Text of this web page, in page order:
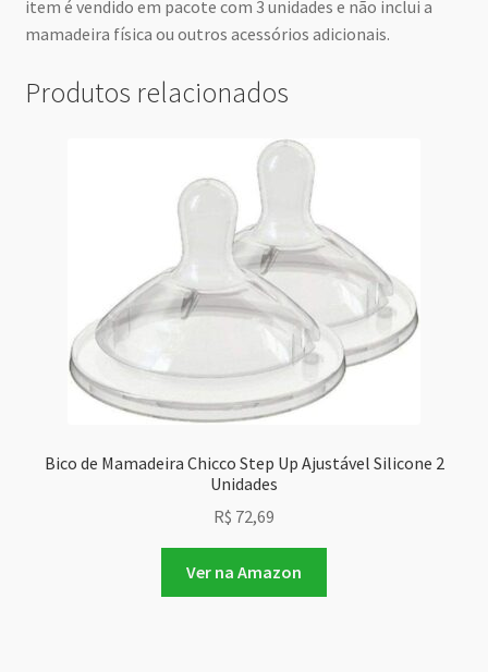
item é vendido em pacote com 3 unidades e não inclui a
mamadeira física ou outros acessórios adicionais.
Produtos relacionados
Bico de Mamadeira Chicco Step Up Ajustável Silicone 2
Unidades
R$ 72,69
Ver na Amazon